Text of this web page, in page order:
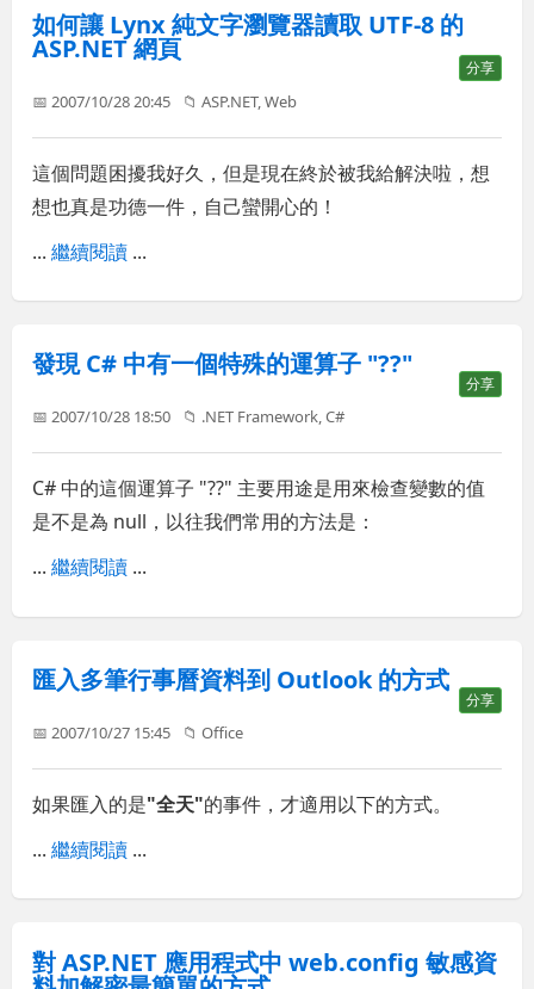
如何讓 Lynx 純文字瀏覽器讀取 UTF-8 的
ASP.NET 網頁
分享
📅 2007/10/28 20:45 📁ASP.NET,Web
這個問題困擾我好久，但是現在終於被我給解決啦，想
想也真是功德一件，自己蠻開心的！
...繼續閱讀 ...
發現 C# 中有一個特殊的運算子 "??"
分享
📅 2007/10/28 18:50 📁 .NET Framework,C#
C# 中的這個運算子 "??" 主要用途是用來檢查變數的值
是不是為 null，以往我們常用的方法是：
...繼續閱讀 ...
匯入多筆行事曆資料到 Outlook 的方式
分享
📅 2007/10/27 15:45 📁Office
如果匯入的是"全天"的事件，才適用以下的方式。
...繼續閱讀 ...
對 ASP.NET 應用程式中 web.config 敏感資